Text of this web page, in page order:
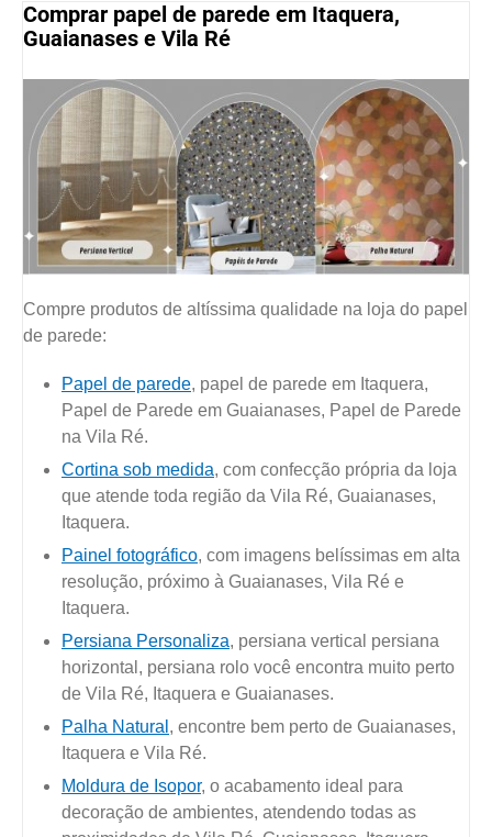
Comprar papel de parede em Itaquera,
Guaianases e Vila Ré
Compre produtos de altíssima qualidade na loja do papel
de parede:
Papel de parede, papel de parede em Itaquera,
Papel de Parede em Guaianases, Papel de Parede
na Vila Ré.
Cortina sob medida, com confecção própria da loja
que atende toda região da Vila Ré, Guaianases,
Itaquera.
Painel fotográfico, com imagens belíssimas em alta
resolução, próximo à Guaianases, Vila Ré e
Itaquera.
Persiana Personaliza, persiana vertical persiana
horizontal, persiana rolo você encontra muito perto
de Vila Ré, Itaquera e Guaianases.
Palha Natural , encontre bem perto de Guaianases,
Itaquera e Vila Ré.
Moldura de Isopor, o acabamento ideal para
decoração de ambientes, atendendo todas as